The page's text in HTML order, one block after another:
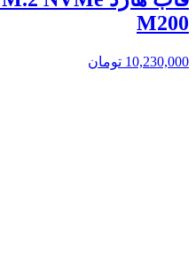
M200
10,230,000 تومان